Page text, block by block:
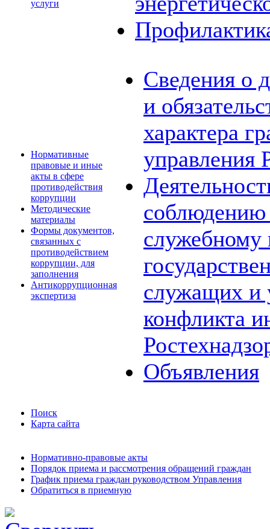
услуги
Нормативные
правовые и иные
акты в сфере
противодействия
коррупции
Методические
материалы
Формы документов,
связанных с
противодействием
коррупции, для
заполнения
Антикоррупционная
экспертиза
Сведения о
и
характера
управления
соблюдению
служебному
служащих и
конфликта
Объявления
Поиск
Карта сайта
Нормативно-правовые акты
Порядок приема и рассмотрения обращений граждан
График приема граждан руководством Управления
Обратиться в приемную